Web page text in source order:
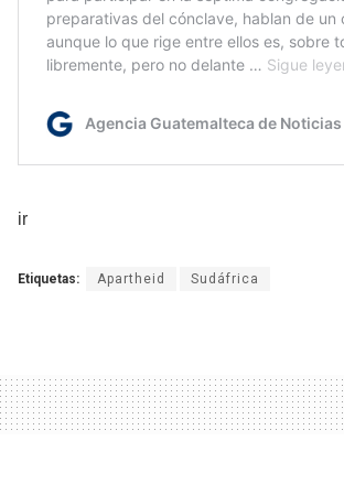
ir
Etiquetas: Apartheid Sudáfrica